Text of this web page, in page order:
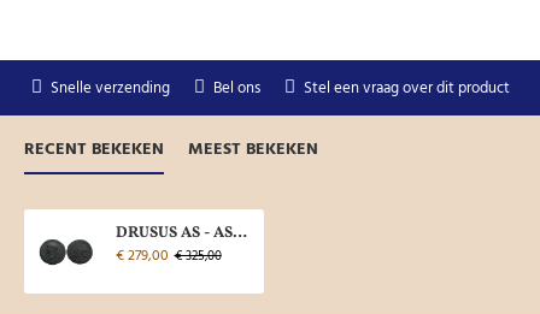
Snelle verzending Bel ons Stel een vraag over dit product
RECENT BEKEKEN MEEST BEKEKEN
DRUSUS AS - AS geslagen onder Titus RESTITUTIEMUNT zeldzaam (JUL2423)
€ 279,00 € 325,00